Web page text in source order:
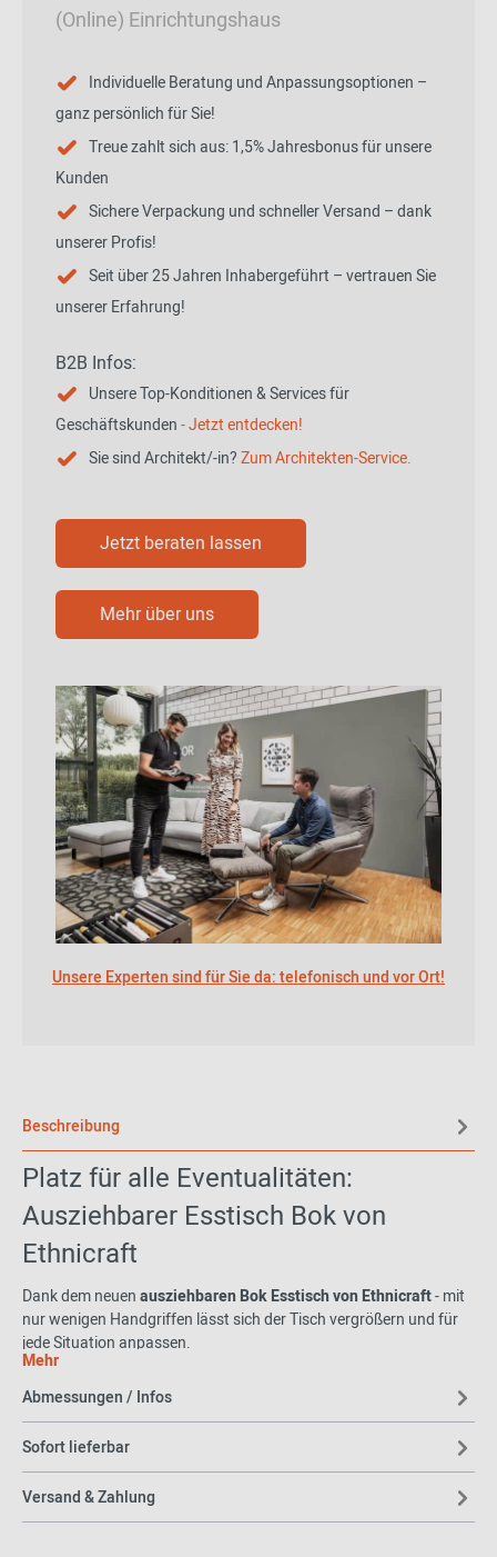
(Online) Einrichtungshaus
Individuelle Beratung und Anpassungsoptionen –
ganz persönlich für Sie!
Treue zahlt sich aus: 1,5% Jahresbonus für unsere
Kunden
Sichere Verpackung und schneller Versand – dank
unserer Profis!
Seit über 25 Jahren Inhabergeführt – vertrauen Sie
unserer Erfahrung!
B2B Infos:
Unsere Top-Konditionen & Services für
Geschäftskunden- Jetzt entdecken!
Sie sind Architekt/-in?Zum Architekten-Service.
Jetzt beraten lassen
Mehr über uns
Unsere Experten sind für Sie da: telefonisch und vor Ort!
Beschreibung
Platz für alle Eventualitäten:
Ausziehbarer Esstisch Bok von
Ethnicraft
Dank dem neuenausziehbaren Bok Esstisch von Ethnicraft- mit
nur wenigen Handgriffen lässt sich der Tisch vergrößern und für
jede Situation anpassen.
seine einfache aber solide Struktur, die ihn besonders
und
aus verantwortungsvoll und sorgfältig verwalteten Wäldern – der
Hersteller setzt auf denrespektvollen Umgang mit dem Rohstoff
Holz.
Mehr
Abmessungen / Infos
Sofort lieferbar
Versand & Zahlung